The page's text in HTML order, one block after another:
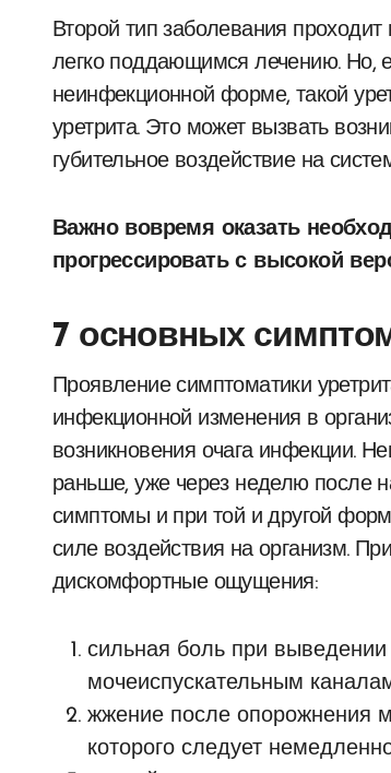
Второй тип заболевания
легко поддающимся лечению. Но,
неинфекционной форме, такой
уретрита. Это может вызвать
губительное воздействие на
Важно вовремя оказать
прогрессировать с высокой
7 основных
Проявление симптоматики
инфекционной изменения в
возникновения очага инфекции.
раньше, уже через неделю после
симптомы и при той и другой
силе воздействия на организм.
дискомфортные ощущения:
сильная боль при
мочеиспускательным
жжение после опорожнения
которого следует